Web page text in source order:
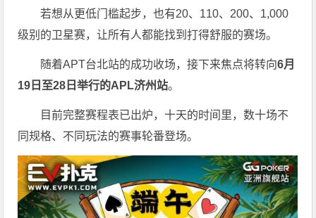
若想从更低门槛起步，也有20、110、200、1,000
级别的卫星赛，让所有人都能找到打得舒服的赛场。
随着APT台北站的成功收场，接下来焦点将转向6月
19 日至28 日举行的APL济州站。
目前完整赛程表已出炉，十天的时间里，数十场不
同规格、不同玩法的赛事轮番登场。